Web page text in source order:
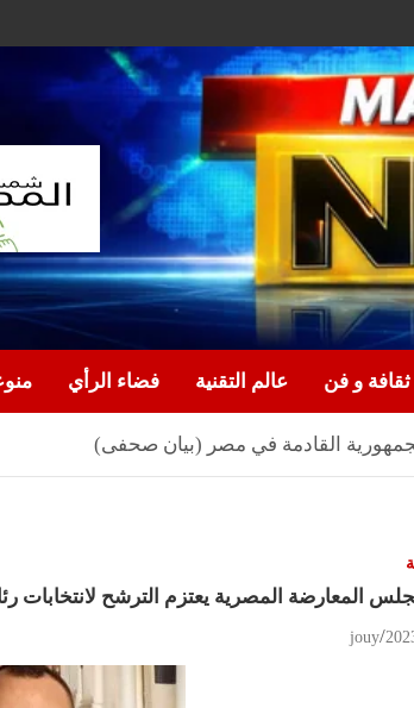
ثقافة و فن عالم التقنية فضاء الرأي
القادمة في مصر (بيان صحفى)
المعارضة المصرية يعتزم الترشح لانتخابات
jouy